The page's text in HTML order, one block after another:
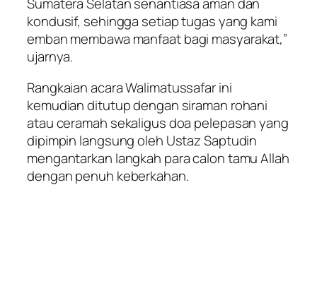
Sumatera Selatan senantiasa aman dan
kondusif, sehingga setiap tugas yang kami
emban membawa manfaat bagi masyarakat,”
ujarnya.
Rangkaian acara Walimatussafar ini
kemudian ditutup dengan siraman rohani
atau ceramah sekaligus doa pelepasan yang
dipimpin langsung oleh Ustaz Saptudin
mengantarkan langkah para calon tamu Allah
dengan penuh keberkahan.